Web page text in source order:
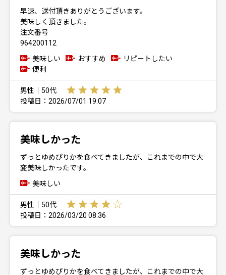
早速、送付頂きありがとうございます。
美味しく頂きました。
注文番号
964200112
美味しい
おすすめ
リピートしたい
便利
男性｜50代
投稿日：2026/07/01 19:07
美味しかった
ずっとゆめぴりかを食べてきましたが、これまでの中で大
変美味しかったです。
美味しい
男性｜50代
投稿日：2026/03/20 08:36
美味しかった
ずっとゆめぴりかを食べてきましたが、これまでの中で大